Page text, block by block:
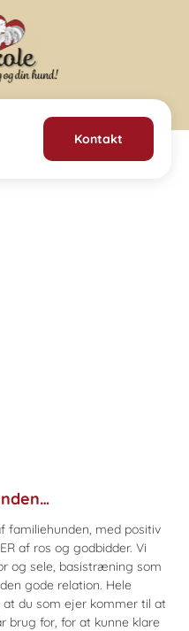
Kontakt
med positiv
af ros og godbidder. Vi
og sele, basistræning som
gode relation. Hele
du som ejer kommer til at
brug for, for at kunne klare